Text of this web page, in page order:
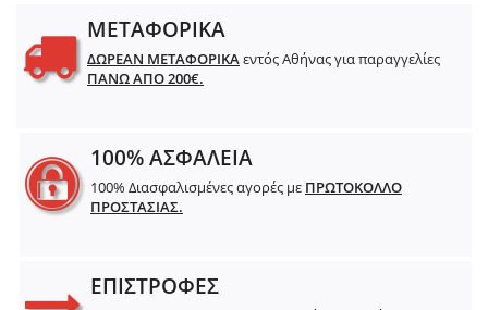
ΜΕΤΑΦΟΡΙΚΑ
ΔΩΡΕΑΝ ΜΕΤΑΦΟΡΙΚΑεντός Αθήνας για παραγγελίες
ΠΑΝΩ ΑΠΟ 200€.
100% ΑΣΦΑΛΕΙΑ
100% Διασφαλισμένες αγορές με ΠΡΩΤΟΚΟΛΛΟ
ΠΡΟΣΤΑΣΙΑΣ.
ΕΠΙΣΤΡΟΦΕΣ